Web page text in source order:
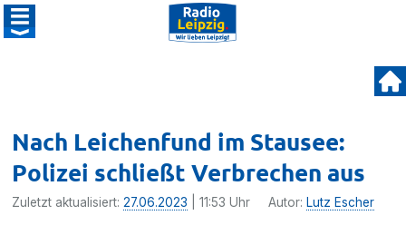
Nach Leichenfund im Stausee:
Polizei schließt Verbrechen aus
Zuletzt aktualisiert:27.06.2023 | 11:53 Uhr Autor: Lutz Escher